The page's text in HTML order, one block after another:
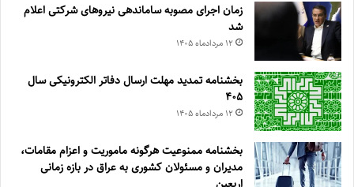
زمان اجرای مصوبه ساماندهی نیروهای شرکتی اعلام
شد
۱۲ مرداد‌ماه ۱۴۰۵
بخشنامه تمدید مهلت ارسال دفاتر الکترونیکی سال
۴۰۵
۱۲ مرداد‌ماه ۱۴۰۵
بخشنامه ممنوعیت هرگونه ماموریت و اعزام مقامات،
مدیران و مسئولان کشوری به عراق در بازه زمانی